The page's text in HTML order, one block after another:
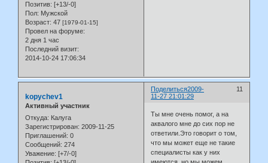
Позитив: [+13/-0]
Пол: Мужской
Возраст: 47 [1979-01-15]
Провел на форуме:
2 дня 1 час
Последний визит:
2014-10-24 17:06:34
Поделиться 11
2009-
11-27 21:01:29
kopychev1
Активный участник
Откуда: Калуга
Зарегистрирован: 2009-11-25
Приглашений: 0
Сообщений: 274
Уважение: [+7/-0]
Ты мне очень помог, а на
аквалого мне до сих пор не
ответили.Это говорит о том,
что мы может еще не такие
специалисты как у них